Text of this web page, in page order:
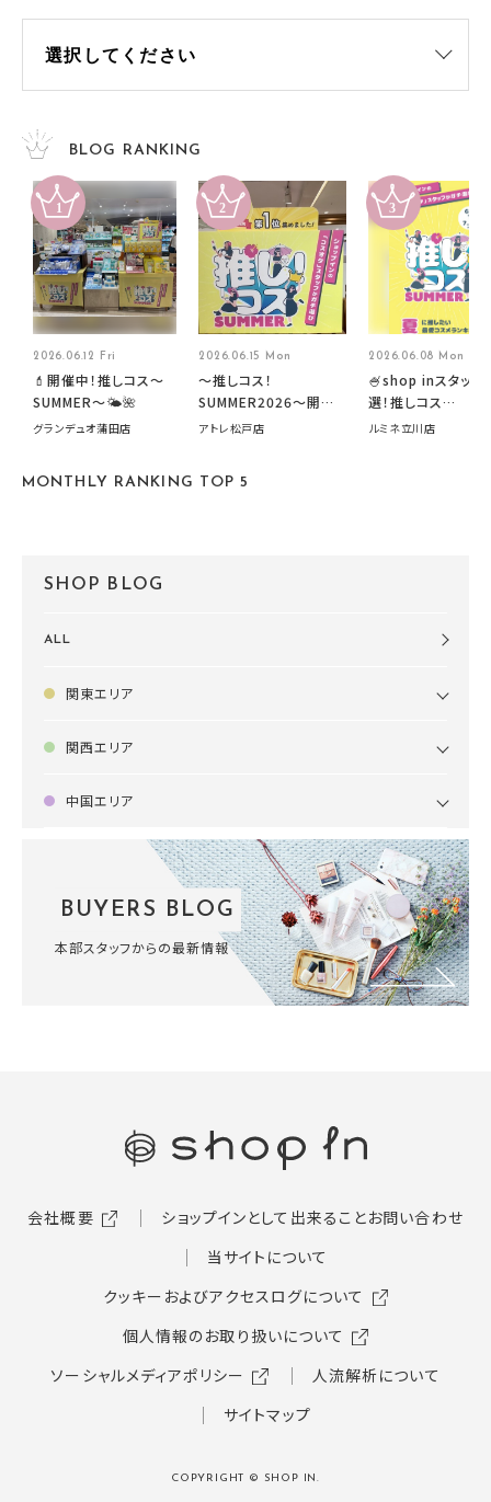
BLOG RANKING
2026.06.12 Fri
💄開催中！推しコス〜
SUMMER〜🌤️🌺
グランデュオ蒲田店
2026.06.15 Mon
～推しコス！
SUMMER2026～開催
中です！
アトレ松戸店
2026.06.08 Mon
🍧shop inスタッフ
選！推しコス
summer2026開催
ルミネ立川店
MONTHLY RANKING TOP 5
SHOP BLOG
ALL
関東エリア
関西エリア
中国エリア
BUYERS BLOG
本部スタッフからの最新情報
会社概要 ショップインとして出来ることお問い合わせ
当サイトについて
クッキーおよびアクセスログについて
個人情報のお取り扱いについて
ソーシャルメディアポリシー
人流解析について
サイトマップ
COPYRIGHT © SHOP IN.